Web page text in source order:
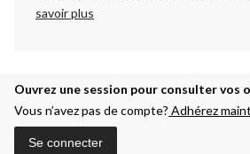
savoir plus
Ouvrez une session pour consulter vos
Vous n’avez pas de compte? Adhérez
Se connecter